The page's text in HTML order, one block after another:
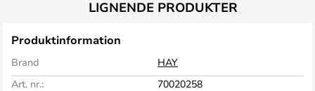
LIGNENDE PRODUKTER
Produktinformation
Brand
HAY
Art. nr.:
70020258